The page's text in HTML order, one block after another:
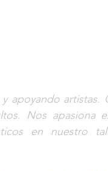
apoyando artistas.
Nos apasiona
en nuestro